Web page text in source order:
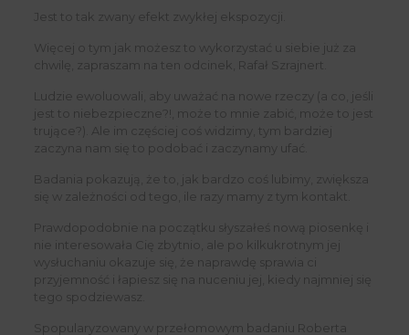
Jest to tak zwany efekt zwykłej ekspozycji.
Więcej o tym jak możesz to wykorzystać u siebie już za
chwilę, zapraszam na ten odcinek, Rafał Szrajnert.
Ludzie ewoluowali, aby uważać na nowe rzeczy (a co, jeśli
jest to niebezpieczne?!, może to mnie zabić, może to jest
trujące?). Ale im częściej coś widzimy, tym bardziej
zaczyna nam się to podobać i zaczynamy ufać.
Badania pokazują, że to, jak bardzo coś lubimy, zwiększa
się w zależności od tego, ile razy mamy z tym kontakt.
Prawdopodobnie na początku słyszałeś nową piosenkę i
nie interesowała Cię zbytnio, ale po kilkukrotnym jej
wysłuchaniu okazuje się, że naprawdę sprawia ci
przyjemność i łapiesz się na nuceniu jej, kiedy najmniej się
tego spodziewasz.
Spopularyzowany w przełomowym badaniu Roberta